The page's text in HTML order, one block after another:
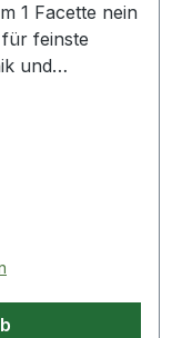
1 Facette nein
feinste
und
B: 6mm·